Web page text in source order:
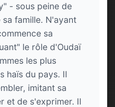
- sous peine de
famille. N'ayant
sa
le rôle d'Oudaï
les plus
haïs du pays. Il
imitant sa
et de s'exprimer. Il